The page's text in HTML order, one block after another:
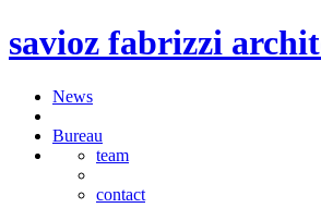
savioz fabrizzi
News
Bureau
team
contact